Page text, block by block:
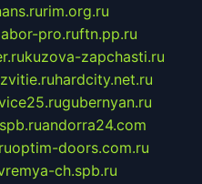
rim.org.ru
pro.ruftn.pp.ru
kuzova-zapchasti.ru
hardcity.net.ru
gubernyan.ru
andorra24.com
optim-doors.com.ru
ch.spb.ru